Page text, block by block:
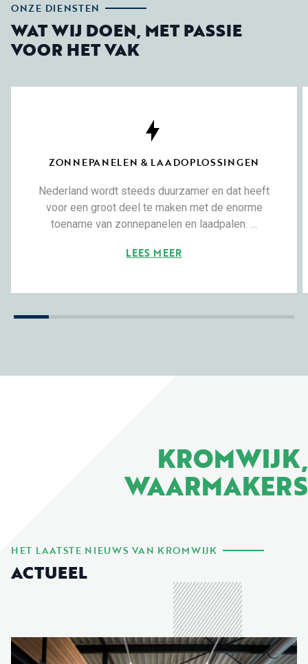
ONZE DIENSTEN
WAT WIJ DOEN, MET PASSIE
VOOR HET VAK
ZONNEPANELEN & LAADOPLOSSINGEN
Nederland wordt steeds duurzamer en dat heeft
voor een groot deel te maken met de enorme
toename van zonnepanelen en laadpalen. …
LEES MEER
KROMWIJK,
WAARMAKERS
HET LAATSTE NIEUWS VAN KROMWIJK
ACTUEEL